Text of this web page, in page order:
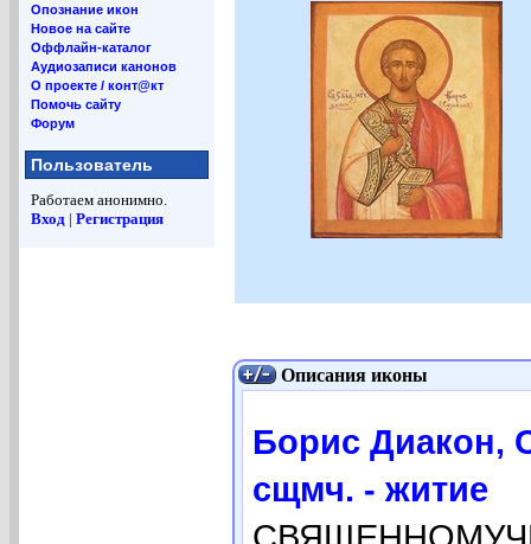
Опознание икон
Новое на сайте
Оффлайн-каталог
Аудиозаписи канонов
О проекте / конт@кт
Помочь сайту
Форум
Пользователь
Работаем анонимно.
Вход | Регистрация
Описания иконы
Борис Диакон,
сщмч. - житие